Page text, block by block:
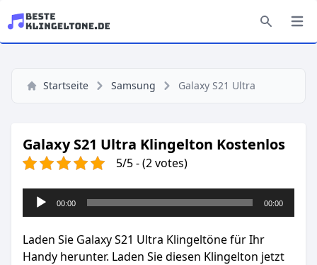
Startseite Samsung Galaxy S21 Ultra
Galaxy S21 Ultra Klingelton Kostenlos
5/5 - (2 votes)
Audio-
Player
00:00 00:00
Laden Sie Galaxy S21 Ultra Klingeltöne für Ihr
Handy herunter. Laden Sie diesen Klingelton jetzt